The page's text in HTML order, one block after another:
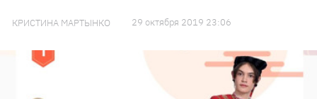
КРИСТИНА МАРТЫНКО 29 октября 2019 23:06